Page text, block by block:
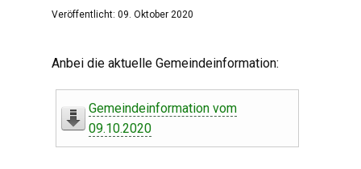
Veröffentlicht: 09. Oktober 2020
Anbei die aktuelle Gemeindeinformation:
Gemeindeinformation vom
09.10.2020